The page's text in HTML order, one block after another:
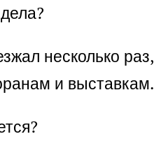
несколько раз,
и выставкам.